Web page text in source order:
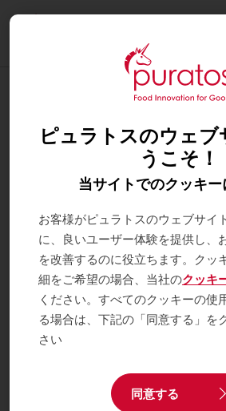
ピュラトスのウェブ
うこそ！
当サイトでのクッキ
お客様がピュラトスのウェブサイ
に、良いユーザー体験を提供し、
を改善するのに役立ちます。クッ
細をご希望の場合、当社のクッキ
ください。すべてのクッキーの使
る場合は、下記の「同意する」を
さい
同意する